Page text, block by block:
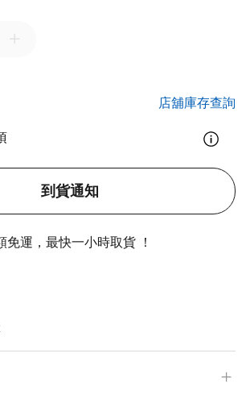
店舖庫存查詢
到貨通知
免運，最快一小時取貨 ！